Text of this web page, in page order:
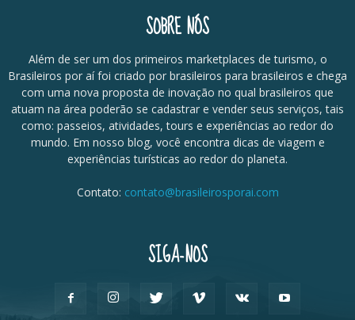
SOBRE NÓS
Além de ser um dos primeiros marketplaces de turismo, o
Brasileiros por aí foi criado por brasileiros para brasileiros e chega
com uma nova proposta de inovação no qual brasileiros que
atuam na área poderão se cadastrar e vender seus serviços, tais
como: passeios, atividades, tours e experiências ao redor do
mundo. Em nosso blog, você encontra dicas de viagem e
experiências turísticas ao redor do planeta.
Contato: contato@brasileirosporai.com
SIGA-NOS